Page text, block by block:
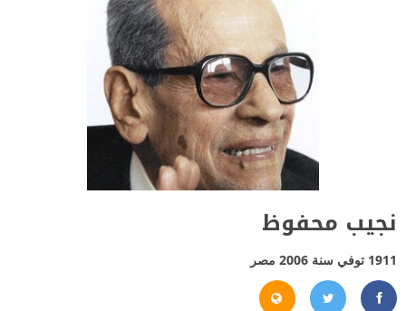
نجيب محفوظ
1911 توفي سنة 2006 مصر
https://www.facebook.com/Najuib.Mahfouz
https://twitter.com/#!/Najuib_Mahfouz